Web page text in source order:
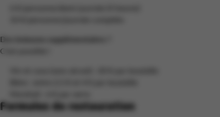
Des boissons supplémentaires ?
C’est possible !
Formules de restauration